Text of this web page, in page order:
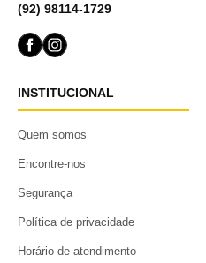
(92) 98114-1729
INSTITUCIONAL
Quem somos
Encontre-nos
Segurança
Política de privacidade
Horário de atendimento